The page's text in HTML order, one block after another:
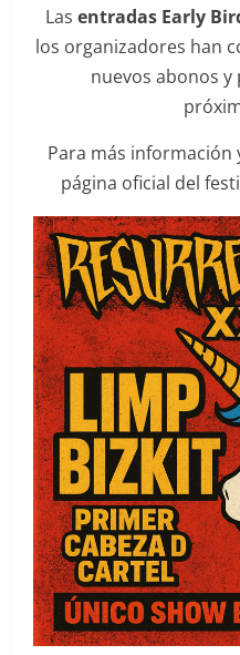
Las entradas Early
los organizadores han
nuevos abonos y
Para más información
página oficial del